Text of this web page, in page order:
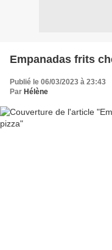
Empanadas frits
Publié le 06/03/2023 à 23:43
Par Hélène